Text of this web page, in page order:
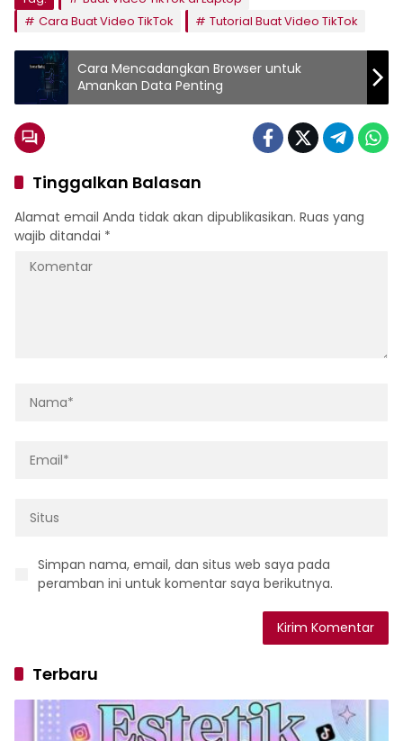
Cara Buat Video TikTok
Tutorial Buat Video TikTok
Cara Mencadangkan Browser untuk
Amankan Data Penting
Tinggalkan Balasan
Alamat email Anda tidak akan dipublikasikan. Ruas yang
wajib ditandai *
Simpan nama, email, dan situs web saya pada
peramban ini untuk komentar saya berikutnya.
Terbaru